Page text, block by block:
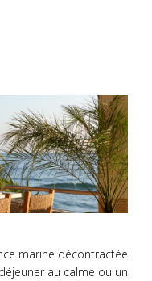
marine décontractée
au calme ou un